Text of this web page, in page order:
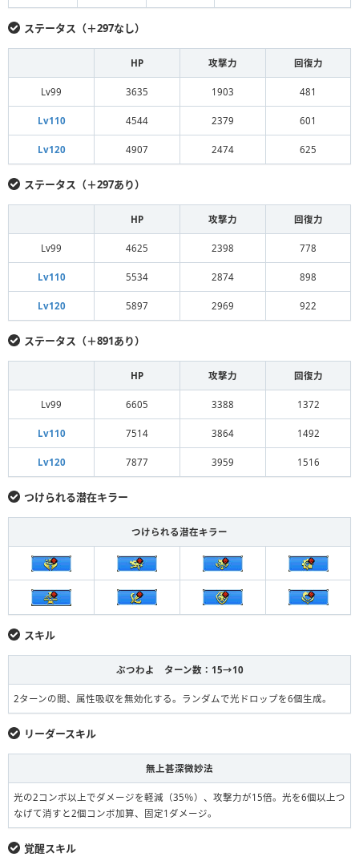
ステータス（＋297なし）
HP 攻撃力 回復力
Lv99 3635 1903 481
Lv110 4544 2379 601
Lv120 4907 2474 625
ステータス（＋297あり）
HP 攻撃力 回復力
Lv99 4625 2398 778
Lv110 5534 2874 898
Lv120 5897 2969 922
ステータス（＋891あり）
HP 攻撃力 回復力
Lv99 6605 3388 1372
Lv110 7514 3864 1492
Lv120 7877 3959 1516
つけられる潜在キラー
つけられる潜在キラー
スキル
ぶつわよ ターン数：15→10
2ターンの間、属性吸収を無効化する。ランダムで光ドロップを6個生成。
リーダースキル
無上甚深微妙法
光の2コンボ以上でダメージを軽減（35％）、攻撃力が15倍。光を6個以上つ
なげて消すと2個コンボ加算、固定1ダメージ。
覚醒スキル